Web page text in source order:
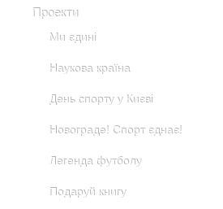
Проекти
Ми єдині
Наукова країна
День спорту у Києві
Новограде! Спорт єднає!
Легенда футболу
Подаруй книгу